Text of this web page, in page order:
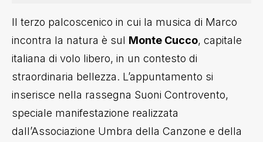
Il terzo palcoscenico in cui la musica di Marco
incontra la natura è sul Monte Cucco, capitale
italiana di volo libero, in un contesto di
straordinaria bellezza. L’appuntamento si
inserisce nella rassegna Suoni Controvento,
speciale manifestazione realizzata
dall’Associazione Umbra della Canzone e della